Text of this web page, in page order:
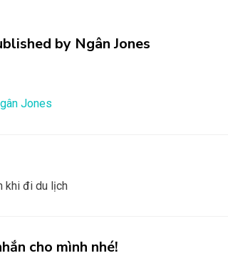
by Ngân Jones
Jones
khi đi du lịch
cho mình nhé!